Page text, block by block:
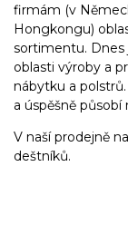
firmám (v
Hongkongu)
sortimentu. Dnes
oblasti výroby a
nábytku a polstrů.
a úspěšně
V naší prodejně
deštníků.